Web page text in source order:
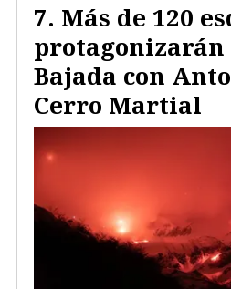
Más de 120
protagonizarán
Bajada con
Cerro Martial